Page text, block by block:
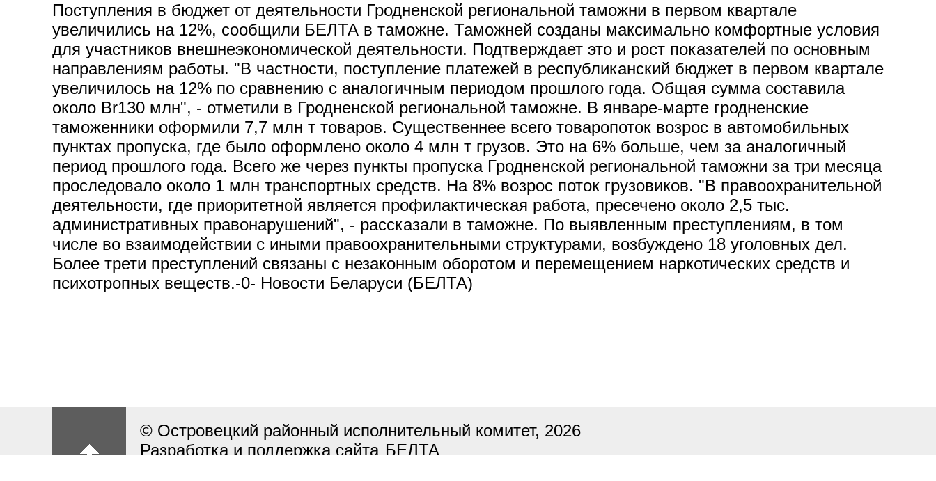
Поступления в бюджет от деятельности Гродненской региональной таможни в первом квартале
увеличились на 12%, сообщили БЕЛТА в таможне. Таможней созданы максимально комфортные условия
для участников внешнеэкономической деятельности. Подтверждает это и рост показателей по основным
направлениям работы. "В частности, поступление платежей в республиканский бюджет в первом квартале
увеличилось на 12% по сравнению с аналогичным периодом прошлого года. Общая сумма составила
около Br130 млн", - отметили в Гродненской региональной таможне. В январе-марте гродненские
таможенники оформили 7,7 млн т товаров. Существеннее всего товаропоток возрос в автомобильных
пунктах пропуска, где было оформлено около 4 млн т грузов. Это на 6% больше, чем за аналогичный
период прошлого года. Всего же через пункты пропуска Гродненской региональной таможни за три месяца
проследовало около 1 млн транспортных средств. На 8% возрос поток грузовиков. "В правоохранительной
деятельности, где приоритетной является профилактическая работа, пресечено около 2,5 тыс.
административных правонарушений", - рассказали в таможне. По выявленным преступлениям, в том
числе во взаимодействии с иными правоохранительными структурами, возбуждено 18 уголовных дел.
Более трети преступлений связаны с незаконным оборотом и перемещением наркотических средств и
психотропных веществ.-0- Новости Беларуси (БЕЛТА)
© Островецкий районный исполнительный комитет, 2026
Разработка и поддержка сайта БЕЛТА